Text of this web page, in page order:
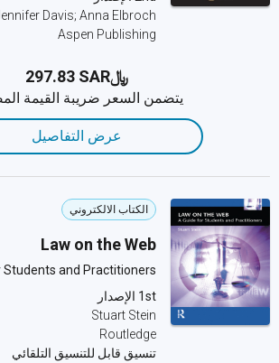
Davis; Anna Elbroch
Aspen Publishing
﷼‎297.83 SAR
يتضمن السعر ضريبة القيمة
عرض التفاصيل
الكتاب الالكتروني
Law on the Web
Students and Practitioners
1st الإصدار
Stuart Stein
Routledge
تنسيق قابل للتنسيق التلقائي